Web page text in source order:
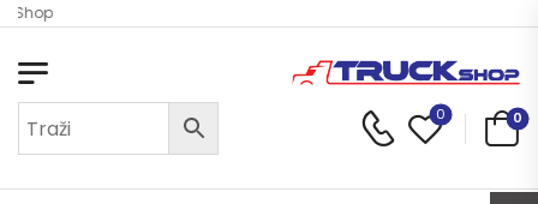
Shop
0 0